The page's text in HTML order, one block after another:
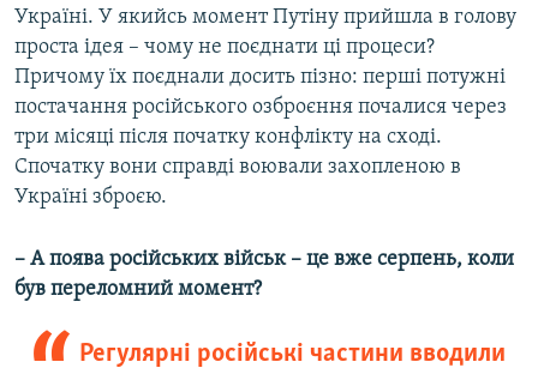
Україні. У якийсь момент Путіну прийшла в голову
проста ідея – чому не поєднати ці процеси?
Причому їх поєднали досить пізно: перші потужні
постачання російського озброєння почалися через
три місяці після початку конфлікту на сході.
Спочатку вони справді воювали захопленою в
Україні зброєю.
– А поява російських військ – це вже серпень, коли
був переломний момент?
Регулярні російські частини вводили